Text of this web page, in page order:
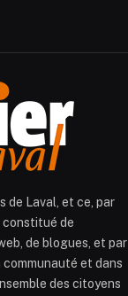
de Laval, et ce, par
de
de blogues, et par
et dans
des citoyens